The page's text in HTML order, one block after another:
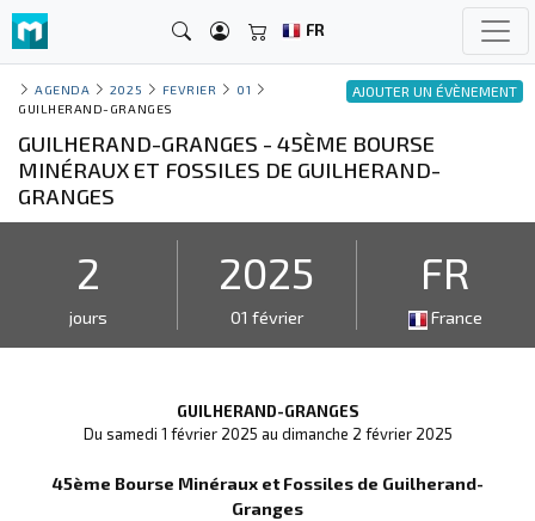
FR
AJOUTER UN ÉVÈNEMENT
AGENDA 2025 FEVRIER
01
GUILHERAND-GRANGES
GUILHERAND-GRANGES - 45ÈME BOURSE
MINÉRAUX ET FOSSILES DE GUILHERAND-
GRANGES
2
jours
2025
01 février
FR
France
GUILHERAND-GRANGES
Du samedi 1 février 2025 au dimanche 2 février 2025
45ème Bourse Minéraux et Fossiles de Guilherand-
Granges